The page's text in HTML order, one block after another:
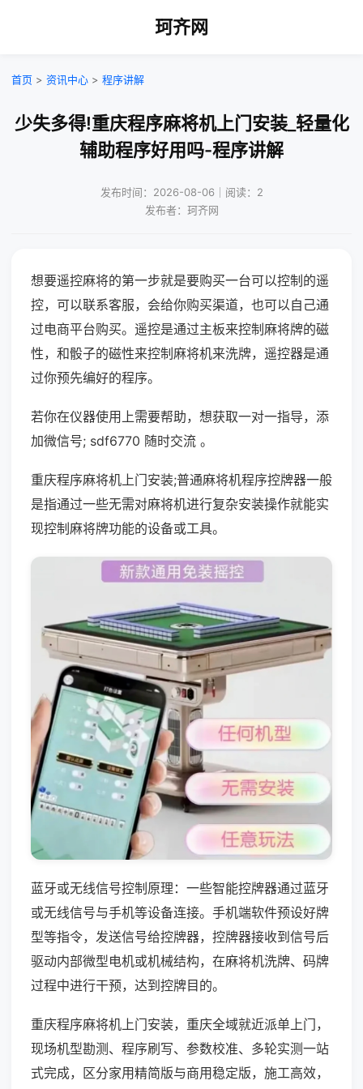
珂齐网
首页 > 资讯中心 > 程序讲解
少失多得!重庆程序麻将机上门安装_轻量化
辅助程序好用吗-程序讲解
发布时间：2026-08-06｜阅读：2
发布者：珂齐网
想要遥控麻将的第一步就是要购买一台可以控制的遥
控，可以联系客服，会给你购买渠道，也可以自己通
过电商平台购买。遥控是通过主板来控制麻将牌的磁
性，和骰子的磁性来控制麻将机来洗牌，遥控器是通
过你预先编好的程序。
若你在仪器使用上需要帮助，想获取一对一指导，添
加微信号; sdf6770 随时交流 。
重庆程序麻将机上门安装;普通麻将机程序控牌器一般
是指通过一些无需对麻将机进行复杂安装操作就能实
现控制麻将牌功能的设备或工具。
蓝牙或无线信号控制原理：一些智能控牌器通过蓝牙
或无线信号与手机等设备连接。手机端软件预设好牌
型等指令，发送信号给控牌器，控牌器接收到信号后
驱动内部微型电机或机械结构，在麻将机洗牌、码牌
过程中进行干预，达到控牌目的。
重庆程序麻将机上门安装，重庆全域就近派单上门，
现场机型勘测、程序刷写、参数校准、多轮实测一站
式完成，区分家用精简版与商用稳定版，施工高效，